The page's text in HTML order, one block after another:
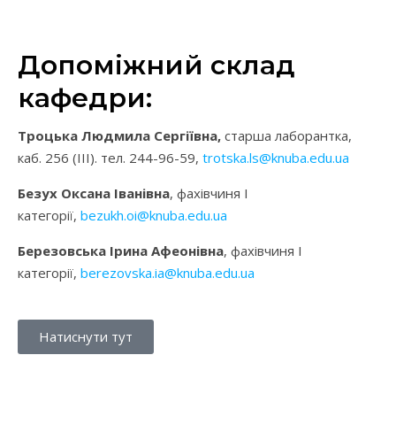
Допоміжний склад
кафедри:
Троцька Людмила Сергіївна, старша лаборантка,
каб. 256 (ІІІ). тел. 244-96-59, trotska.ls@knuba.edu.ua
Безух Оксана Іванівна, фахівчиня І
категорії, bezukh.oi@knuba.edu.ua
Березовська Ірина Афеонівна, фахівчиня І
категорії, berezovska.ia@knuba.edu.ua
Натиснути тут